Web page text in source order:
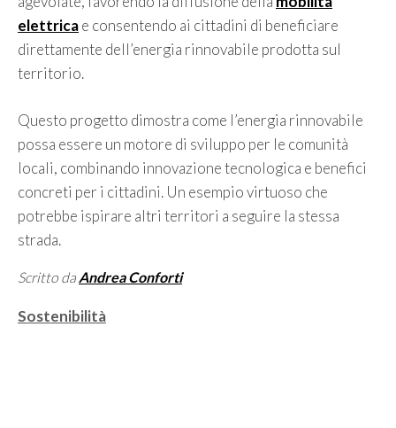
elettricae consentendo ai cittadini di beneficiare
direttamente dell’energia rinnovabile prodotta sul
territorio.
Questo progetto dimostra come l’energia rinnovabile
possa essere un motore di sviluppo per le comunità
locali, combinando innovazione tecnologica e benefici
concreti per i cittadini. Un esempio virtuoso che
potrebbe ispirare altri territori a seguire la stessa
strada.
Scritto da Andrea Conforti
Categorie
Sostenibilità